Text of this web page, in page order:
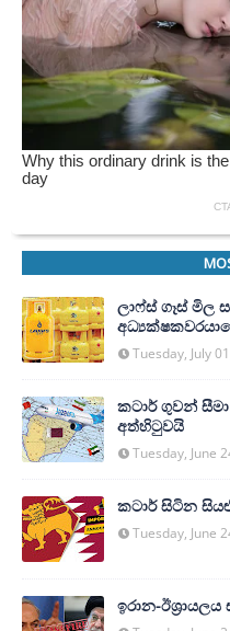
ලාෆ්ස් ගෑස් මිල
Tuesday, July
කටාර් ගුවන්
අත්හි‍ටුවයි
Tuesday, June
කටාර් සිටින
Tuesday, June
ඉරාන-